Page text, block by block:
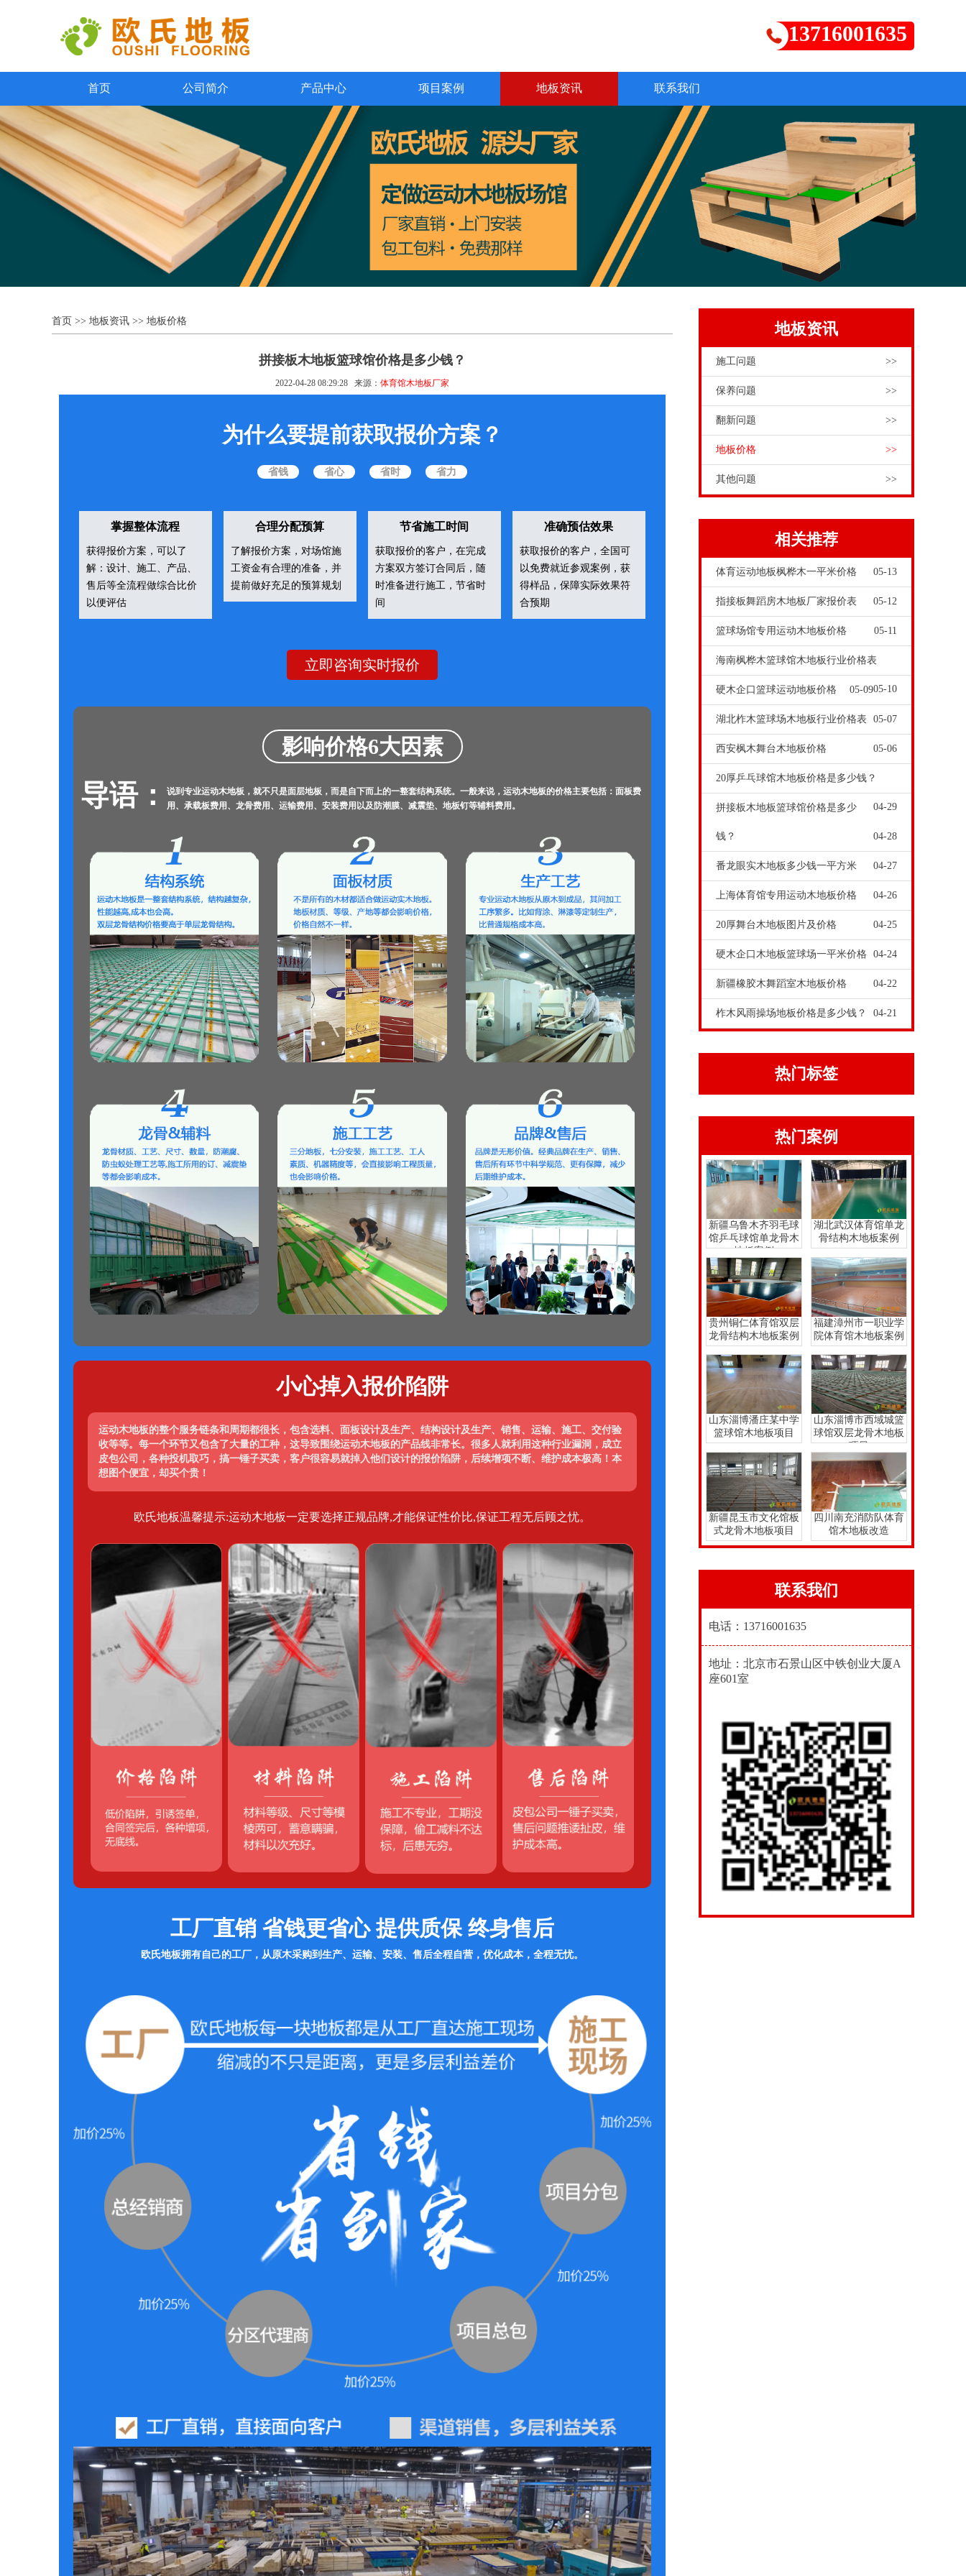
13716001635
首页 公司简介 产品中心 项目案例 地板资讯 联系我们
首页 >> 地板资讯 >> 地板价格
拼接板木地板篮球馆价格是多少钱？
2022-04-28 08:29:28 来源： 体育馆木地板厂家
为什么要提前获取报价方案？
省钱 省心 省时 省力
掌握整体流程
获得报价方案，可以了
解：设计、施工、产品、
售后等全流程做综合比价
以便评估
合理分配预算
了解报价方案，对场馆施
工资金有合理的准备，并
提前做好充足的预算规划
节省施工时间
获取报价的客户，在完成
方案双方签订合同后，随
时准备进行施工，节省时
间
准确预估效果
获取报价的客户，全国可
以免费就近参观案例，获
得样品，保障实际效果符
合预期
立即咨询实时报价
影响价格6大因素
导语：
说到专业运动木地板，就不只是面层地板，而是自下而上的一整套结构系统。一般来说，运动木地板的价格主要包括：面板费
用、承载板费用、龙骨费用、运输费用、安装费用以及防潮膜、减震垫、地板钉等辅料费用。
小心掉入报价陷阱
运动木地板的整个服务链条和周期都很长，包含选料、面板设计及生产、结构设计及生产、销售、运输、施工、交付验
收等等。每一个环节又包含了大量的工种，这导致围绕运动木地板的产品线非常长。很多人就利用这种行业漏洞，成立
皮包公司，各种投机取巧，搞一锤子买卖，客户很容易就掉入他们设计的报价陷阱，后续增项不断、维护成本极高！本
想图个便宜，却买个贵！
欧氏地板温馨提示:运动木地板一定要选择正规品牌,才能保证性价比,保证工程无后顾之忧。
工厂直销 省钱更省心 提供质保 终身售后
欧氏地板拥有自己的工厂，从原木采购到生产、运输、安装、售后全程自营，优化成本，全程无忧。
地板资讯
施工问题 >>
保养问题 >>
翻新问题 >>
地板价格 >>
其他问题 >>
相关推荐
体育运动地板枫桦木一平米价格 05-13
指接板舞蹈房木地板厂家报价表 05-12
篮球场馆专用运动木地板价格 05-11
海南枫桦木篮球馆木地板行业价格表
05-10
硬木企口篮球运动地板价格 05-09
湖北柞木篮球场木地板行业价格表 05-07
西安枫木舞台木地板价格 05-06
20厚乒乓球馆木地板价格是多少钱？
04-29
拼接板木地板篮球馆价格是多少
钱？ 04-28
番龙眼实木地板多少钱一平方米 04-27
上海体育馆专用运动木地板价格 04-26
20厚舞台木地板图片及价格 04-25
硬木企口木地板篮球场一平米价格 04-24
新疆橡胶木舞蹈室木地板价格 04-22
柞木风雨操场地板价格是多少钱？ 04-21
热门标签
热门案例
新疆乌鲁木齐羽毛球
馆乒乓球馆单龙骨木
地板案例
湖北武汉体育馆单龙
骨结构木地板案例
贵州铜仁体育馆双层
龙骨结构木地板案例
福建漳州市一职业学
院体育馆木地板案例
山东淄博潘庄某中学
篮球馆木地板项目
山东淄博市西域城篮
球馆双层龙骨木地板
项目
新疆昆玉市文化馆板
式龙骨木地板项目
四川南充消防队体育
馆木地板改造
联系我们
电话：13716001635
地址：北京市石景山区中铁创业大厦A
座601室